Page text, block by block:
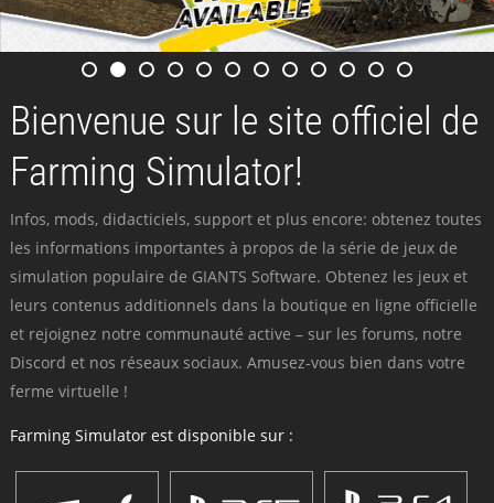
Bienvenue sur le site officiel de
Farming Simulator!
Infos, mods, didacticiels, support et plus encore: obtenez toutes
les informations importantes à propos de la série de jeux de
simulation populaire de GIANTS Software. Obtenez les jeux et
leurs contenus additionnels dans la boutique en ligne officielle
et rejoignez notre communauté active – sur les forums, notre
Discord et nos réseaux sociaux. Amusez-vous bien dans votre
ferme virtuelle !
Farming Simulator est disponible sur :